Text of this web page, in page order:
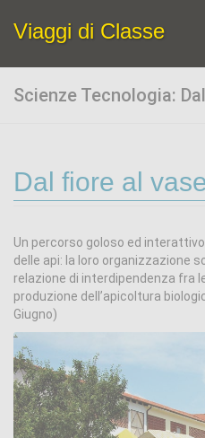
Viaggi di Classe
Scienze Tecnologia:
Dal fiore al
Un percorso goloso ed
delle api: la loro organizzazione
relazione di interdipendenza fra
produzione dell’apicoltura
Giugno)